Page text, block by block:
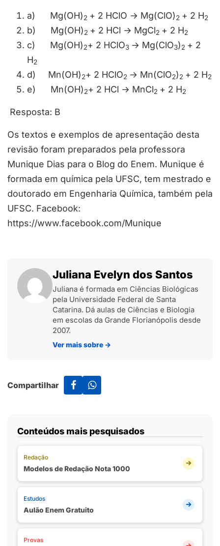
a) Mg(OH)2 + 2 HClO → Mg(ClO)2 + 2 H2
b) Mg(OH)2 + 2 HCl → MgCl2 + 2 H2
c) Mg(OH)2+ 2 HClO3 → Mg(ClO3)2 + 2
H2
d) Mn(OH)2+ 2 HClO2 → Mn(ClO2)2 + 2 H2
e) Mn(OH)2+ 2 HCl → MnCl2 + 2 H2
Resposta: B
Os textos e exemplos de apresentação desta
revisão foram preparados pela professora
Munique Dias para o Blog do Enem. Munique é
formada em química pela UFSC, tem mestrado e
doutorado em Engenharia Química, também pela
UFSC. Facebook:
https://www.facebook.com/Munique
Juliana Evelyn dos Santos
Juliana é formada em Ciências Biológicas
pela Universidade Federal de Santa
Catarina. Dá aulas de Ciências e Biologia
em escolas da Grande Florianópolis desde
2007.
Ver mais sobre →
Compartilhar
Conteúdos mais pesquisados
Redação
Modelos de Redação Nota 1000
Estudos
Aulão Enem Gratuito
Provas